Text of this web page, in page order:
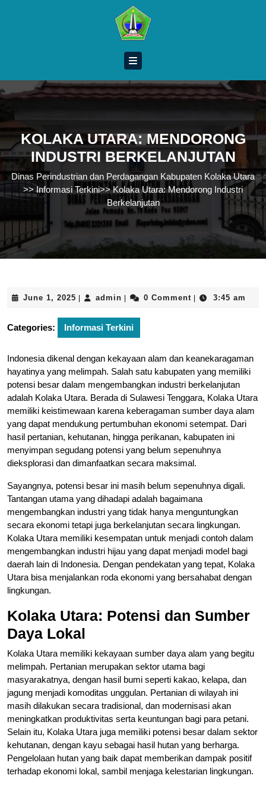
KOLAKA UTARA: MENDORONG
INDUSTRI BERKELANJUTAN
Dinas Perindustrian dan Perdagangan Kabupaten Kolaka Utara
>>Informasi Terkini>>Kolaka Utara: Mendorong Industri
Berkelanjutan
June 1, 2025 June
2025
admin admin0 Comment 3:45 am
Categories: Informasi Terkini
Indonesia dikenal dengan kekayaan alam dan keanekaragaman
hayatinya yang melimpah. Salah satu kabupaten yang memiliki
potensi besar dalam mengembangkan industri berkelanjutan
adalah Kolaka Utara. Berada di Sulawesi Tenggara, Kolaka Utara
memiliki keistimewaan karena keberagaman sumber daya alam
yang dapat mendukung pertumbuhan ekonomi setempat. Dari
hasil pertanian, kehutanan, hingga perikanan, kabupaten ini
menyimpan segudang potensi yang belum sepenuhnya
dieksplorasi dan dimanfaatkan secara maksimal.
Sayangnya, potensi besar ini masih belum sepenuhnya digali.
Tantangan utama yang dihadapi adalah bagaimana
mengembangkan industri yang tidak hanya menguntungkan
secara ekonomi tetapi juga berkelanjutan secara lingkungan.
Kolaka Utara memiliki kesempatan untuk menjadi contoh dalam
mengembangkan industri hijau yang dapat menjadi model bagi
daerah lain di Indonesia. Dengan pendekatan yang tepat, Kolaka
Utara bisa menjalankan roda ekonomi yang bersahabat dengan
lingkungan.
Kolaka Utara: Potensi dan Sumber
Daya Lokal
Kolaka Utara memiliki kekayaan sumber daya alam yang begitu
melimpah. Pertanian merupakan sektor utama bagi
masyarakatnya, dengan hasil bumi seperti kakao, kelapa, dan
jagung menjadi komoditas unggulan. Pertanian di wilayah ini
masih dilakukan secara tradisional, dan modernisasi akan
meningkatkan produktivitas serta keuntungan bagi para petani.
Selain itu, Kolaka Utara juga memiliki potensi besar dalam sektor
kehutanan, dengan kayu sebagai hasil hutan yang berharga.
Pengelolaan hutan yang baik dapat memberikan dampak positif
terhadap ekonomi lokal, sambil menjaga kelestarian lingkungan.